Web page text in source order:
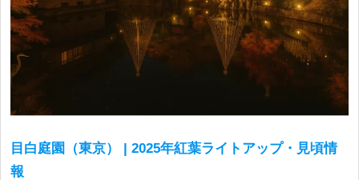
目白庭園（東京） | 2025年紅葉ライトアップ・見頃情
報